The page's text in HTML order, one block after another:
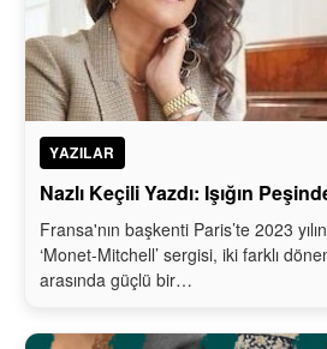
YAZILAR
Nazlı Keçili Yazdı: Işığın
Fransa'nın başkenti Paris’te 2023
‘Monet-Mitchell’ sergisi, iki farklı
arasında güçlü bir…